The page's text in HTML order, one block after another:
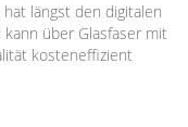
längst den digitalen
über Glasfaser mit
kosteneffizient